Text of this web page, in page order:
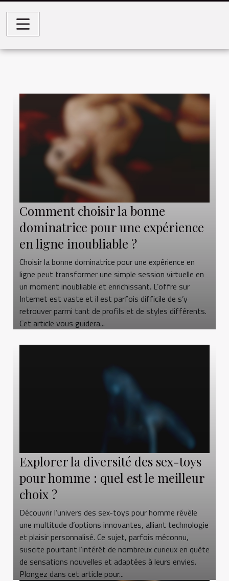
Comment choisir la bonne
dominatrice pour une expérience
en ligne inoubliable ?
Choisir la bonne dominatrice pour une expérience en
ligne peut transformer une simple session virtuelle en
un moment inoubliable et enrichissant. L’offre sur
Internet est vaste et il est parfois difficile de s’y
retrouver parmi tant de profils et de styles différents.
Cet article vous guidera...
Explorer la diversité des sex-toys
pour homme : quel est le meilleur
choix ?
Découvrir l’univers des sex-toys pour homme révèle
une multitude d’options innovantes, alliant technologie
et plaisir personnalisé. Ce sujet, parfois méconnu,
suscite pourtant l’intérêt de nombreux curieux en quête
de sensations nouvelles et adaptées à leurs envies.
Plongez dans cet article pour...